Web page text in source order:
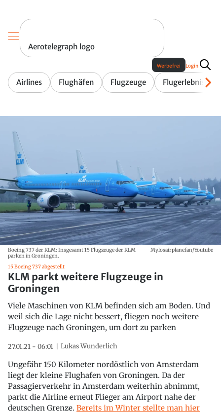
Aerotelegraph logo
Airlines Flughäfen Flugzeuge Flugerlebnis
Werbefrei Login
Boeing 737 der KLM: Insgesamt 15 Flugzeuge der KLM
parken in Groningen.
Mylosairplanefan/Youtube
15 Boeing 737 abgestellt
KLM parkt weitere Flugzeuge in
Groningen
Viele Maschinen von KLM befinden sich am Boden. Und
weil sich die Lage nicht bessert, fliegen noch weitere
Flugzeuge nach Groningen, um dort zu parken
27.01.21 - 06:01 Lukas Wunderlich
Ungefähr 150 Kilometer nordöstlich von Amsterdam
liegt der kleine Flughafen von Groningen. Da der
Passagierverkehr in Amsterdam weiterhin abnimmt,
parkt die Airline erneut Flieger am Airport nahe der
deutschen Grenze. Bereits im Winter stellte man hier